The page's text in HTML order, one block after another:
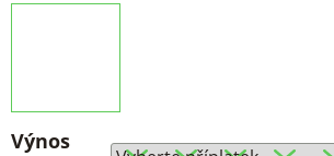
Výnos